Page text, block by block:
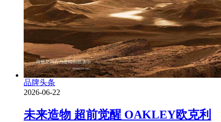
品牌头条
2026-06-22
未来造物 超前觉醒 OAKLEY欧克利